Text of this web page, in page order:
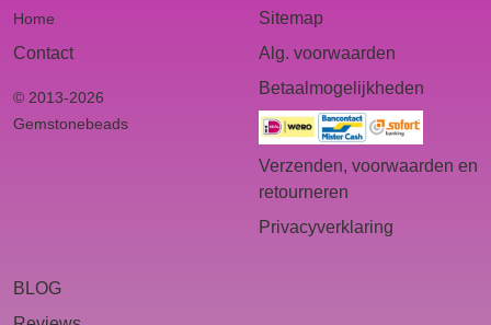
Home
Contact
© 2013-2026
Gemstonebeads
Sitemap
Alg. voorwaarden
Betaalmogelijkheden
Verzenden, voorwaarden en
retourneren
Privacyverklaring
BLOG